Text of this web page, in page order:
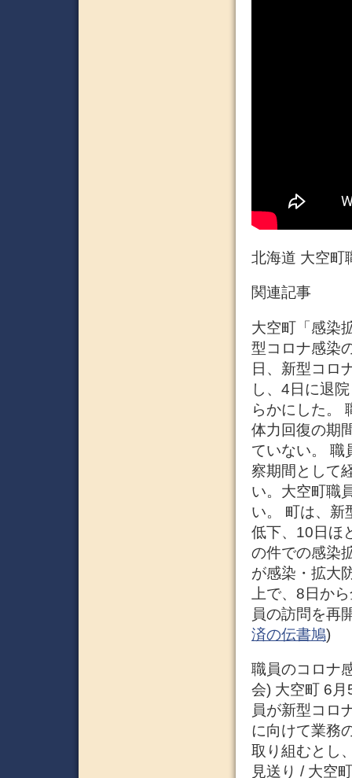
北海道 大空町
関連記事
大空町「感染
型コロナ感染
日、新型コロ
し、4日に退
らかにした。
体力回復の期
ていない。 職
察期間として
い。大空町職
い。 町は、新
低下、10日ほ
の件での感染
が感染・拡大
上で、8日か
員の訪問を再
済の伝書鳩)
職員のコロナ
会) 大空町 6
員が新型コロ
に向けて業務
取り組むとし
見送り / 大空